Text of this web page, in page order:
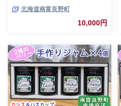
合せ ジビエ 加工品 北海道産 国
産 おつまみ おかず 高たんぱく
低脂肪 鉄分 カレー 味噌 食べや
北海道南富良野町
10,000円